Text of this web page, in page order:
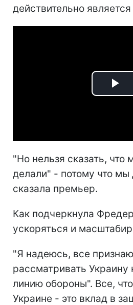
действительно
"Но нельзя сказать, что
делали" - потому что мы
сказала премьер.
Как подчеркнула
ускоряться и
"Я надеюсь, все
рассматривать Украину
линию обороны". Все,
Украине - это вклад в